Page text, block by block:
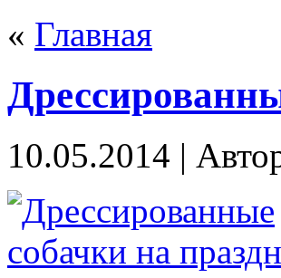
« Главная
10.05.2014 |